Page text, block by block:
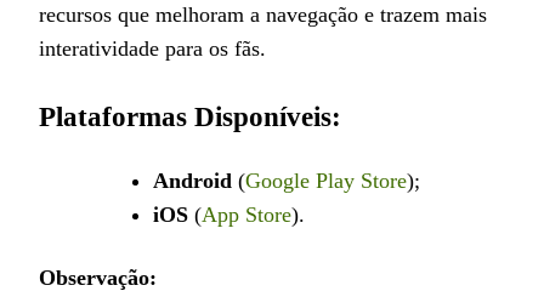
recursos que melhoram a navegação e trazem mais
interatividade para os fãs.
Plataformas Disponíveis:
Android (Google Play Store);
iOS (App Store).
Observação: